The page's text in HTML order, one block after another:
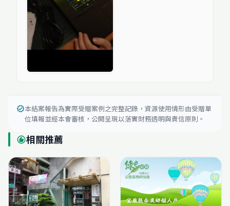
verified本結案報告為實際受贈案例之完整記錄，資源使用情形由受贈單
位填報並經本會審核，公開呈現以落實財務透明與責信原則。
recommend相關推薦